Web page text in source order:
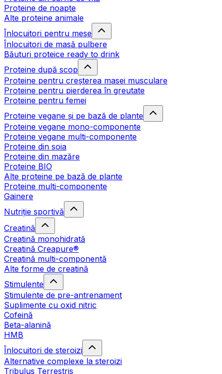
Proteine de noapte
Alte proteine animale
Înlocuitori pentru mese
Înlocuitori de masă pulbere
Băuturi proteice ready to drink
Proteine după scop
Proteine pentru creșterea masei musculare
Proteine pentru pierderea în greutate
Proteine pentru femei
Proteine vegane și pe bază de plante
Proteine vegane mono-componente
Proteine vegane multi-componente
Proteine din soia
Proteine din mazăre
Proteine BIO
Alte proteine pe bază de plante
Proteine multi-componente
Gainere
Nutriție sportivă
Creatină
Creatină monohidrată
Creatină Creapure®
Creatină multi-componentă
Alte forme de creatină
Stimulente
Stimulente de pre-antrenament
Suplimente cu oxid nitric
Cofeină
Beta-alanină
HMB
Înlocuitori de steroizi
Alternative complexe la steroizi
Tribulus Terrestris